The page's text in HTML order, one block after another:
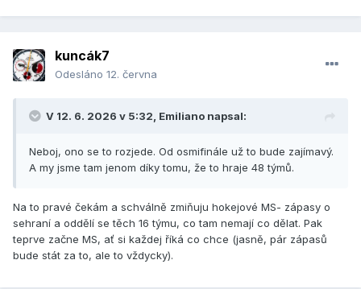
kuncák7
Odesláno 12. června
V 12. 6. 2026 v 5:32, Emiliano napsal:
Neboj, ono se to rozjede. Od osmifinále už to bude zajímavý.
A my jsme tam jenom díky tomu, že to hraje 48 týmů.
Na to pravé čekám a schválně zmiňuju hokejové MS- zápasy o
sehraní a oddělí se těch 16 týmu, co tam nemají co dělat. Pak
teprve začne MS, ať si každej říká co chce (jasně, pár zápasů
bude stát za to, ale to vždycky).